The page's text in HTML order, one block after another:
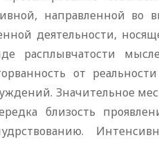
направленной во
деятельности,
расплывчатости
от
Значительное
близость